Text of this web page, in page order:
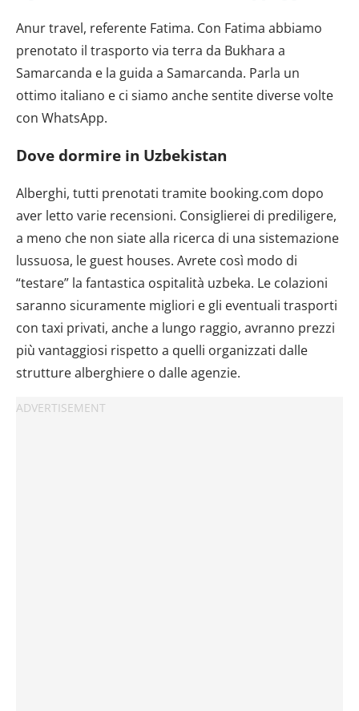
Anur travel, referente Fatima. Con Fatima abbiamo
prenotato il trasporto via terra da Bukhara a
Samarcanda e la guida a Samarcanda. Parla un
ottimo italiano e ci siamo anche sentite diverse volte
con WhatsApp.
Dove dormire in Uzbekistan
Alberghi, tutti prenotati tramite booking.com dopo
aver letto varie recensioni. Consiglierei di prediligere,
a meno che non siate alla ricerca di una sistemazione
lussuosa, le guest houses. Avrete così modo di
“testare” la fantastica ospitalità uzbeka. Le colazioni
saranno sicuramente migliori e gli eventuali trasporti
con taxi privati, anche a lungo raggio, avranno prezzi
più vantaggiosi rispetto a quelli organizzati dalle
strutture alberghiere o dalle agenzie.